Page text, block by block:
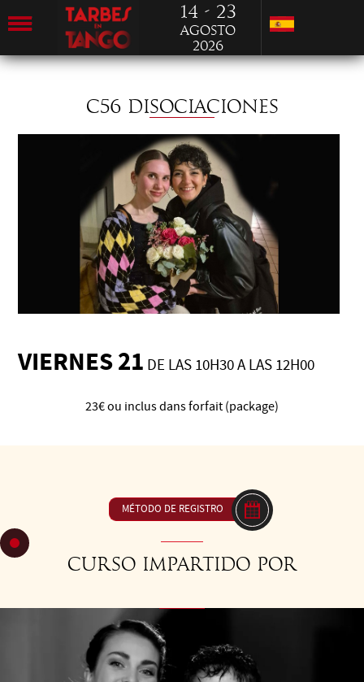
14 - 23
Agosto
2026
C56 DISOCIACIONES
VIERNES 21 DE LAS 10H30 A LAS 12H00
23€ ou inclus dans forfait (package)
MÉTODO DE REGISTRO
Curso impartido por